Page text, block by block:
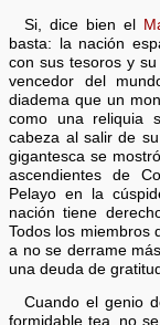
Si, dice bien el
basta: la nación
con sus tesoros y
vencedor del
diadema que un
como una reliquia
cabeza al salir de
gigantesca se
ascendientes de
Pelayo en la
nación tiene
Todos los miembros
a no se derrame
una deuda de
Cuando el genio
formidable tea, no